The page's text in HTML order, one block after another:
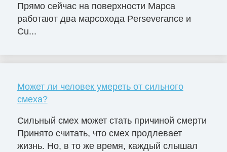
Прямо сейчас на поверхности Марса
работают два марсохода Perseverance и
Cu...
Может ли человек умереть от сильного
смеха?
Сильный смех может стать причиной смерти
Принято считать, что смех продлевает
жизнь. Но, в то же время, каждый слышал